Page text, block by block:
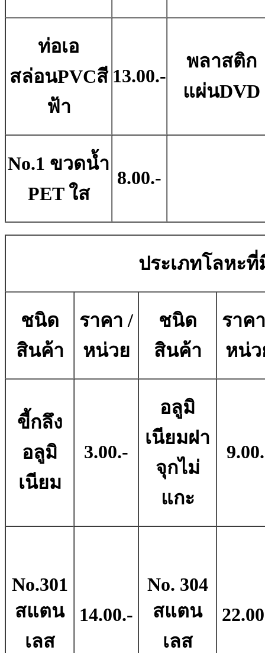
ท่อเอ
สล่อนPVCสี
ฟ้า
13.00.-
พลาสติก
แผ่นDVD
No.1 ขวดน้ำ
PET ใส
8.00.-
ประเภทโลหะที่
ชนิด
สินค้า
ราคา /
หน่วย
ชนิด
สินค้า
ราค
หน่ว
ขี้กลึง
อลูมิ
เนียม
3.00.-
อลูมิ
เนียมฝา
จุกไม่
แกะ
No.301
สแตน
เลส
14.00.-
No. 304
สแตน
เลส